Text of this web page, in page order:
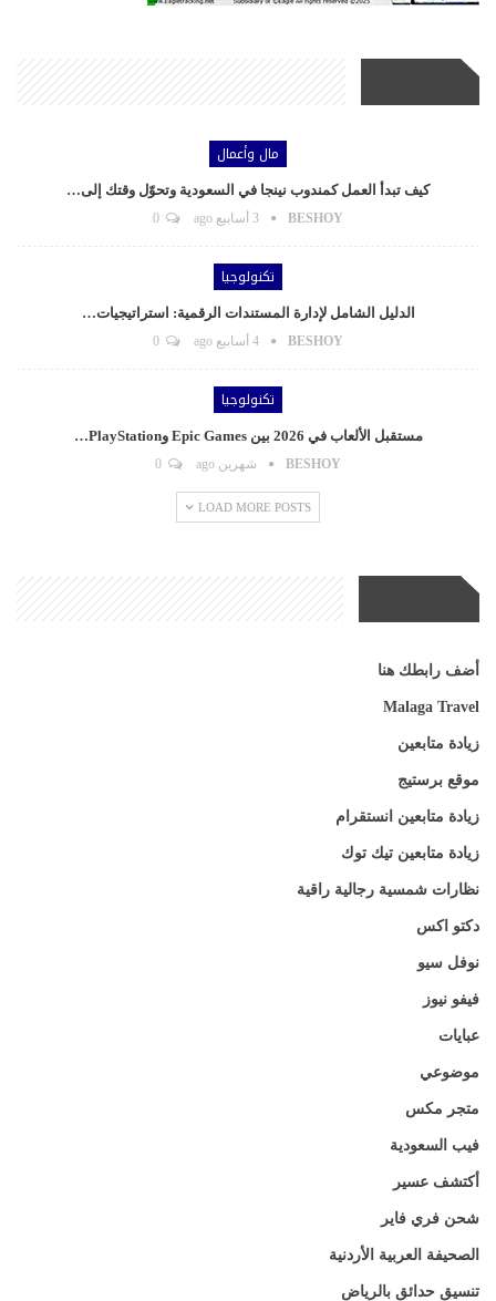
مال وأعمال
كيف تبدأ العمل كمندوب نينجا في السعودية وتحوّل وقتك إلى…
BESHOY 3 أسابيع ago
تكنولوجيا
الدليل الشامل لإدارة المستندات الرقمية: استراتيجيات…
BESHOY 4 أسابيع ago
تكنولوجيا
مستقبل الألعاب في 2026 بين Epic Games وPlayStation…
BESHOY شهرين ago
LOAD MORE POSTS
أضف رابطك هنا
Malaga Travel
زيادة متابعين
موقع برستيج
زيادة متابعين انستقرام
زيادة متابعين تيك توك
نظارات شمسية رجالية راقية
دكتو اكس
نوفل سيو
فيفو نيوز
عبايات
موضوعي
متجر مكس
فيب السعودية
أكتشف عسير
شحن فري فاير
الصحيفة العربية الأردنية
تنسيق حدائق بالرياض